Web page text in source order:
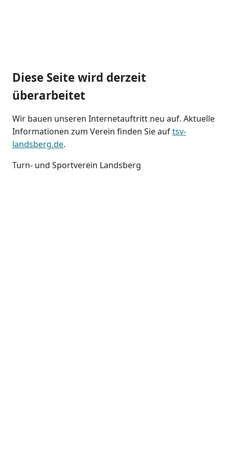
Diese Seite wird derzeit
überarbeitet
Wir bauen unseren Internetauftritt neu auf. Aktuelle
Informationen zum Verein finden Sie auftsv-
landsberg.de.
Turn- und Sportverein Landsberg